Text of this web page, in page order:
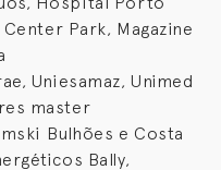
Park, Magazine
Uniesamaz, Unimed
master
Bulhões e Costa
Bally,